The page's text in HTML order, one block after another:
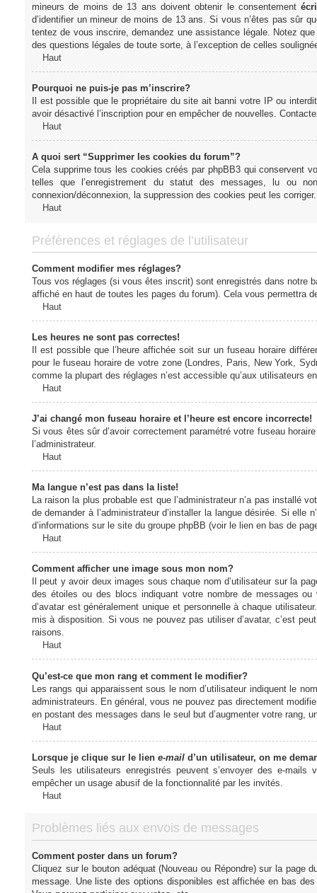
mineurs de moins de 13 ans doivent obtenir le consentement
d’identifier un mineur de moins de 13 ans. Si vous n’êtes pas sûr
tentez de vous inscrire, demandez une assistance légale. Notez
des questions légales de toute sorte, à l’exception de celles
Haut
Pourquoi ne puis-je pas m’inscrire?
Il est possible que le propriétaire du site ait banni votre IP ou
avoir désactivé l’inscription pour en empêcher de nouvelles.
Haut
A quoi sert “Supprimer les cookies du forum”?
Cela supprime tous les cookies créés par phpBB3 qui conservent
telles que l’enregistrement du statut des messages, lu ou
connexion/déconnexion, la suppression des cookies peut les corriger.
Haut
Préférences et réglages de l’utilisateur
Comment modifier mes réglages?
Tous vos réglages (si vous êtes inscrit) sont enregistrés dans notre
affiché en haut de toutes les pages du forum). Cela vous permettra
Haut
Les heures ne sont pas correctes!
Il est possible que l’heure affichée soit sur un fuseau horaire
pour le fuseau horaire de votre zone (Londres, Paris, New York,
comme la plupart des réglages n’est accessible qu’aux utilisateurs
Haut
J’ai changé mon fuseau horaire et l’heure est encore incorrecte!
Si vous êtes sûr d’avoir correctement paramétré votre fuseau
l’administrateur.
Haut
Ma langue n’est pas dans la liste!
La raison la plus probable est que l’administrateur n’a pas installé
de demander à l’administrateur d’installer la langue désirée. Si
d’informations sur le site du groupe phpBB (voir le lien en bas de
Haut
Comment afficher une image sous mon nom?
Il peut y avoir deux images sous chaque nom d’utilisateur sur la
des étoiles ou des blocs indiquant votre nombre de messages
d’avatar est généralement unique et personnelle à chaque
mis à disposition. Si vous ne pouvez pas utiliser d’avatar, c’est
raisons.
Haut
Qu’est-ce que mon rang et comment le modifier?
Les rangs qui apparaissent sous le nom d’utilisateur indiquent le
administrateurs. En général, vous ne pouvez pas directement
en postant des messages dans le seul but d’augmenter votre rang,
Haut
Lorsque je clique sur le lien e-maild’un utilisateur, on me
Seuls les utilisateurs enregistrés peuvent s’envoyer des e-
empêcher un usage abusif de la fonctionnalité par les invités.
Haut
Problèmes liés aux envois de messages
Comment poster dans un forum?
Cliquez sur le bouton adéquat (Nouveau ou Répondre) sur la page
message. Une liste des options disponibles est affichée en bas